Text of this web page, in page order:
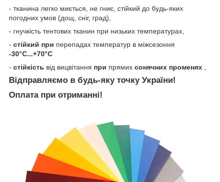
- тканина легко миється, не гниє, стійкий до будь-яких
погодних умов (дощ, сніг, град),
- гнучкість тентових тканин при низьких температурах,
- стійкий при перепадах температур в міжсезоння
-30°C...+70°C
- стійкість від вицвітання при прямих сонячних променях
Відправляємо в будь-яку точку України!
Оплата при отриманні!